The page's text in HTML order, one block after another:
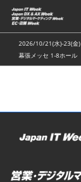
ス
キ
ッ
し
む
2026/10/21(水)-23(金)
幕張メッセ 1-8ホール